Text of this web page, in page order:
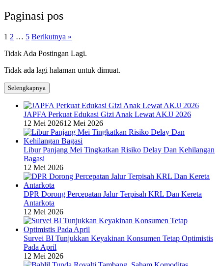
Paginasi pos
1 2 … 5 Berikutnya »
Tidak Ada Postingan Lagi.
Tidak ada lagi halaman untuk dimuat.
Selengkapnya
JAPFA Perkuat Edukasi Gizi Anak Lewat AKJJ 2026
12 Mei 202612 Mei 2026
Libur Panjang Mei Tingkatkan Risiko Delay Dan Kehilangan
Bagasi
12 Mei 2026
DPR Dorong Percepatan Jalur Terpisah KRL Dan Kereta
Antarkota
12 Mei 2026
Survei BI Tunjukkan Keyakinan Konsumen Tetap Optimistis
Pada April
12 Mei 2026